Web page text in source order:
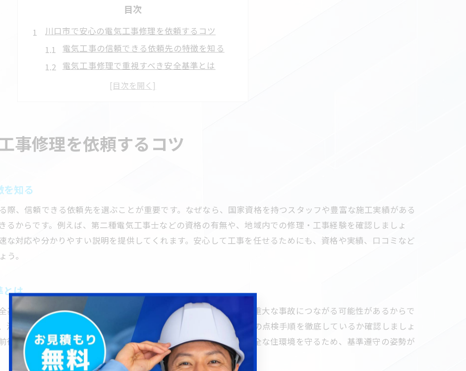
目次
川口市で安心の電気工事修理を依頼するコツ
電気工事の信頼できる依頼先の特徴を知る
電気工事修理で重視すべき安全基準とは
電気工事の見積もり依頼時に確認する点
トラブル時も任せて安心な電気工事の選び方
緊急時に頼れる電気工事業者の判断基準
電気工事のアフターサービスで比較する
トラブル時の迅速な対応が可能な業者選び
電気工事を埼玉県で依頼するポイント解説
見積もり比較で電気工事の最適な依頼先選び
電気工事修理の対応範囲やサービス内容確認
埼玉県の電気工事業者の実績を調べる方法
修理や設置に強い電気工事業者の見極め方
電気工事修理の実績が豊富な業者の特徴
事修理を依頼するコツ
を知る
際、信頼できる依頼先を選ぶことが重要です。なぜなら、国家資格を持つスタッフや豊富な施工実績がある
るからです。例えば、第二種電気工事士などの資格の有無や、地域内での修理・工事経験を確認しましょ
な対応や分かりやすい説明を提供してくれます。安心して工事を任せるためにも、資格や実績、口コミなど
。
とは
基準の遵守です。理由は、基準を守らない場合、火災や感電など重大な事故につながる可能性があるからで
法令・業界基準に基づいた施工、絶縁テストや配線チェックなどの点検手順を徹底しているか確認しましょ
後に明確な説明とチェックリストを提示する傾向があります。安全な住環境を守るため、基準遵守の姿勢が